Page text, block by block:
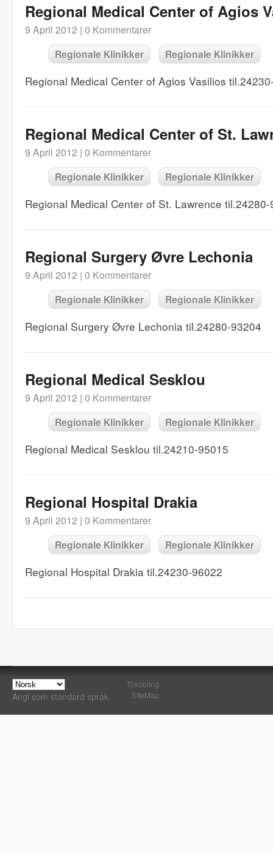
Regional Medical Center of Agios
9 April 2012 | 0 Kommentarer
Regionale Klinikker Regionale Klinikker
Regional Medical Center of Agios Vasilios
Regional Medical Center of St.
9 April 2012 | 0 Kommentarer
Regionale Klinikker Regionale Klinikker
Regional Medical Center of St. Lawrence
Regional Surgery Øvre Lechonia
9 April 2012 | 0 Kommentarer
Regionale Klinikker Regionale Klinikker
Regional Surgery Øvre Lechonia til.24280-93204
Regional Medical Sesklou
9 April 2012 | 0 Kommentarer
Regionale Klinikker Regionale Klinikker
Regional Medical Sesklou til.24210-95015
Regional Hospital Drakia
9 April 2012 | 0 Kommentarer
Regionale Klinikker Regionale Klinikker
Regional Hospital Drakia til.24230-96022
Angi som standard språk
Tilkobling
SiteMap